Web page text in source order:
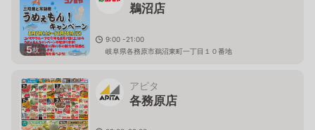
5枚
鵜沼店
9:00 -21:00
岐阜県各務原市鵜沼東町一丁目１０番地
アピタ
各務原店